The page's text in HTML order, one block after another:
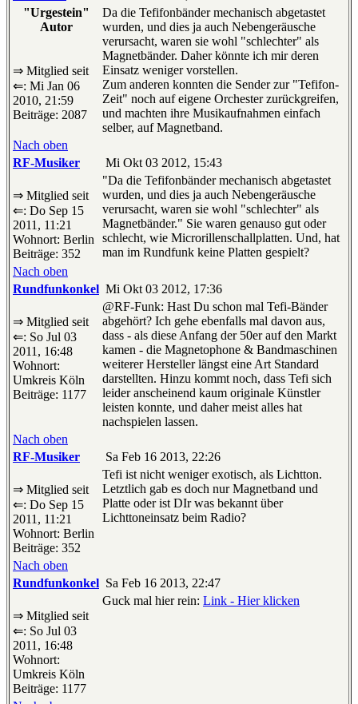
"Urgestein"
Autor
⇒ Mitglied seit
⇐: Mi Jan 06
2010, 21:59
Beiträge: 2087
Da die Tefifonbänder mechanisch abgetastet
wurden, und dies ja auch Nebengeräusche
verursacht, waren sie wohl "schlechter" als
Magnetbänder. Daher könnte ich mir deren
Einsatz weniger vorstellen.
Zum anderen konnten die Sender zur "Tefifon-
Zeit" noch auf eigene Orchester zurückgreifen,
und machten ihre Musikaufnahmen einfach
selber, auf Magnetband.
Nach oben
RF-Musiker
Mi Okt 03 2012, 15:43
⇒ Mitglied seit
⇐: Do Sep 15
2011, 11:21
Wohnort: Berlin
Beiträge: 352
"Da die Tefifonbänder mechanisch abgetastet
wurden, und dies ja auch Nebengeräusche
verursacht, waren sie wohl "schlechter" als
Magnetbänder." Sie waren genauso gut oder
schlecht, wie Microrillenschallplatten. Und, hat
man im Rundfunk keine Platten gespielt?
Nach oben
Rundfunkonkel Mi Okt 03 2012, 17:36
⇒ Mitglied seit
⇐: So Jul 03
2011, 16:48
Wohnort:
Umkreis Köln
Beiträge: 1177
@RF-Funk: Hast Du schon mal Tefi-Bänder
abgehört? Ich gehe ebenfalls mal davon aus,
dass - als diese Anfang der 50er auf den Markt
kamen - die Magnetophone & Bandmaschinen
weiterer Hersteller längst eine Art Standard
darstellten. Hinzu kommt noch, dass Tefi sich
leider anscheinend kaum originale Künstler
leisten konnte, und daher meist alles hat
nachspielen lassen.
Nach oben
RF-Musiker
Sa Feb 16 2013, 22:26
⇒ Mitglied seit
⇐: Do Sep 15
2011, 11:21
Wohnort: Berlin
Beiträge: 352
Tefi ist nicht weniger exotisch, als Lichtton.
Letztlich gab es doch nur Magnetband und
Platte oder ist DIr was bekannt über
Lichttoneinsatz beim Radio?
Nach oben
Rundfunkonkel Sa Feb 16 2013, 22:47
⇒ Mitglied seit
⇐: So Jul 03
2011, 16:48
Wohnort:
Umkreis Köln
Beiträge: 1177
Guck mal hier rein: Link - Hier klicken